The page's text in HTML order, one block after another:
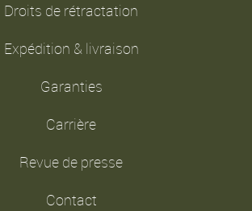
Droits de rétractation
Expédition & livraison
Garanties
Carrière
Revue de presse
Contact